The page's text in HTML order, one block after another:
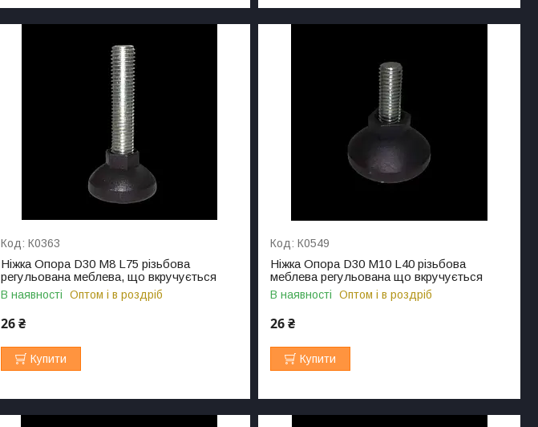
К0363
Ніжка Опора D30 M8 L75 різьбова
регульована меблева, що вкручується
В наявності Оптом і в роздріб
26 ₴
Купити
К0549
Ніжка Опора D30 M10 L40 різьбова
меблева регульована що вкручується
В наявності Оптом і в роздріб
26 ₴
Купити